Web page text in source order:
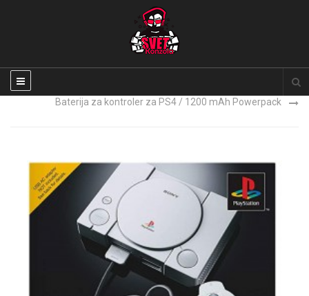
Sony Playstation 5 slim disk verzija sa 2 dzojstika NOVO
Baterija za kontroler za PS4 / 1200 mAh Powerpack